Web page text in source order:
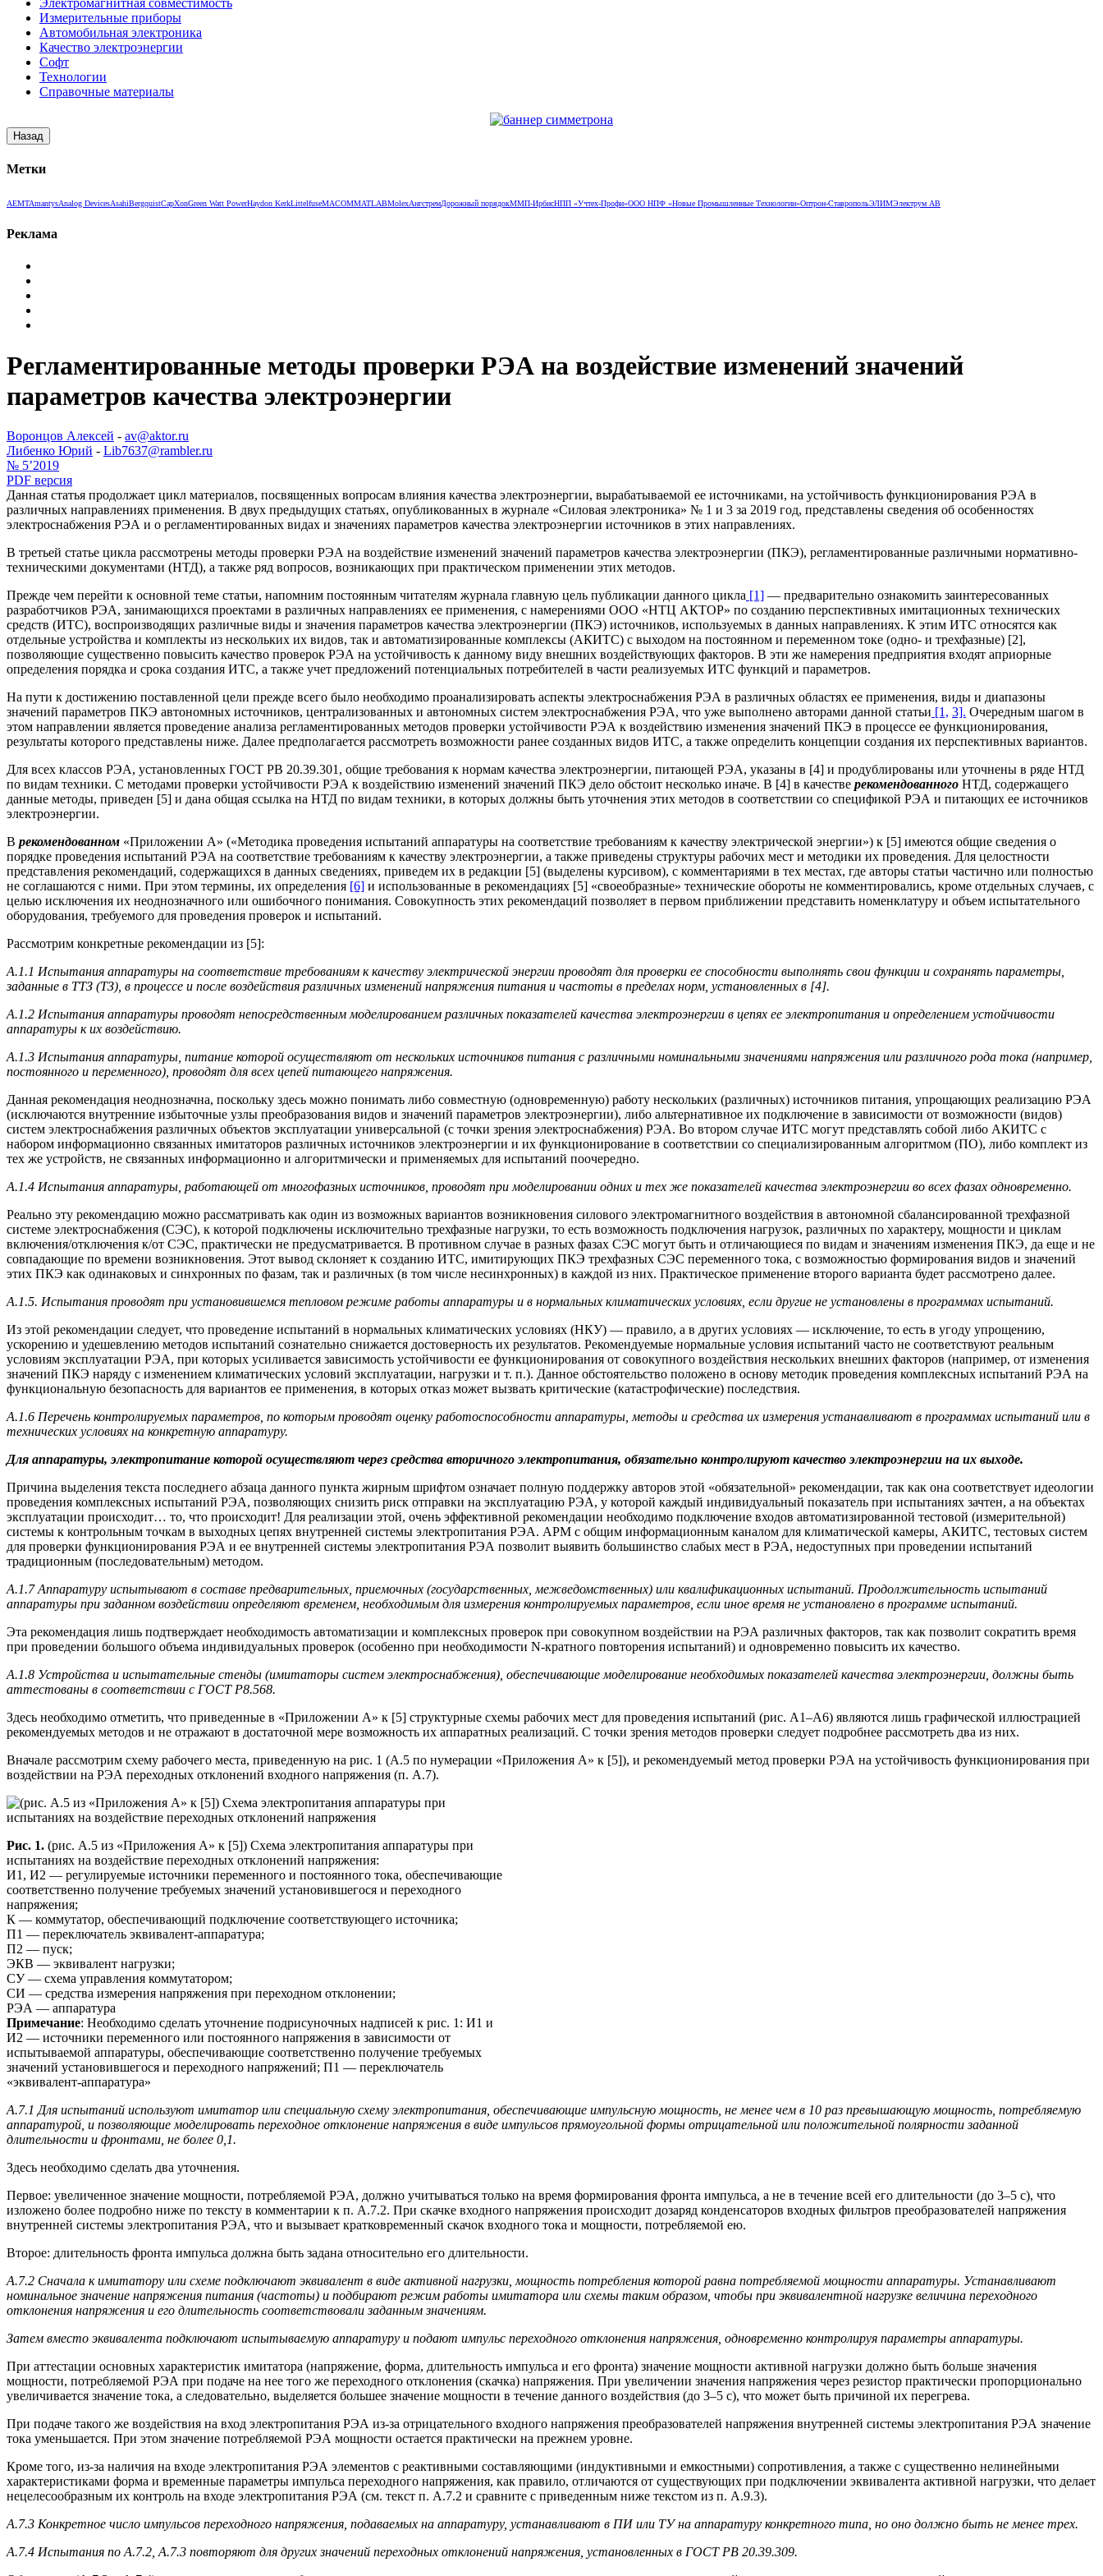
Электромагнитная совместимость
Измерительные приборы
Автомобильная электроника
Качество электроэнергии
Софт
Технологии
Справочные материалы
Метки
AEMTAmantysAnalog DevicesAsahiBergquistCapXonGreen Watt PowerHaydon KerkLittelfuseMACOMMATLABMolexАнгстремДорожный порядокММП-ИрбисНПП «Учтех-Профи»ООО НПФ «Новые Промышленные Технологии»Оптрон-СтавропольЭЛИМЭлектрум АВ
Реклама
Регламентированные методы проверки РЭА на воздействие изменений значений
параметров качества электроэнергии
Воронцов Алексей - av@aktor.ru
Либенко Юрий - Lib7637@rambler.ru
№ 5’2019
PDF версия
Данная статья продолжает цикл материалов, посвященных вопросам влияния качества электроэнергии, вырабатываемой ее источниками, на устойчивость функционирования РЭА в
различных направлениях применения. В двух предыдущих статьях, опубликованных в журнале «Силовая электроника» № 1 и 3 за 2019 год, представлены сведения об особенностях
электроснабжения РЭА и о регламентированных видах и значениях параметров качества электроэнергии источников в этих направлениях.
В третьей статье цикла рассмотрены методы проверки РЭА на воздействие изменений значений параметров качества электроэнергии (ПКЭ), регламентированные различными нормативно-
техническими документами (НТД), а также ряд вопросов, возникающих при практическом применении этих методов.
Прежде чем перейти к основной теме статьи, напомним постоянным читателям журнала главную цель публикации данного цикла [1] — предварительно ознакомить заинтересованных
разработчиков РЭА, занимающихся проектами в различных направлениях ее применения, с намерениями ООО «НТЦ АКТОР» по созданию перспективных имитационных технических
средств (ИТС), воспроизводящих различные виды и значения параметров качества электроэнергии (ПКЭ) источников, используемых в данных направлениях. К этим ИТС относятся как
отдельные устройства и комплекты из нескольких их видов, так и автоматизированные комплексы (АКИТС) с выходом на постоянном и переменном токе (одно- и трехфазные) [2],
позволяющие существенно повысить качество проверок РЭА на устойчивость к данному виду внешних воздействующих факторов. В эти же намерения предприятия входят априорные
определения порядка и срока создания ИТС, а также учет предложений потенциальных потребителей в части реализуемых ИТС функций и параметров.
На пути к достижению поставленной цели прежде всего было необходимо проанализировать аспекты электроснабжения РЭА в различных областях ее применения, виды и диапазоны
значений параметров ПКЭ автономных источников, централизованных и автономных систем электроснабжения РЭА, что уже выполнено авторами данной статьи [1, 3]. Очередным шагом в
этом направлении является проведение анализа регламентированных методов проверки устойчивости РЭА к воздействию изменения значений ПКЭ в процессе ее функционирования,
результаты которого представлены ниже. Далее предполагается рассмотреть возможности ранее созданных видов ИТС, а также определить концепции создания их перспективных вариантов.
Для всех классов РЭА, установленных ГОСТ РВ 20.39.301, общие требования к нормам качества электроэнергии, питающей РЭА, указаны в [4] и продублированы или уточнены в ряде НТД
по видам техники. С методами проверки устойчивости РЭА к воздействию изменений значений ПКЭ дело обстоит несколько иначе. В [4] в качестве рекомендованного НТД, содержащего
данные методы, приведен [5] и дана общая ссылка на НТД по видам техники, в которых должны быть уточнения этих методов в соответствии со спецификой РЭА и питающих ее источников
электроэнергии.
В рекомендованном «Приложении А» («Методика проведения испытаний аппаратуры на соответствие требованиям к качеству электрической энергии») к [5] имеются общие сведения о
порядке проведения испытаний РЭА на соответствие требованиям к качеству электроэнергии, а также приведены структуры рабочих мест и методики их проведения. Для целостности
представления рекомендаций, содержащихся в данных сведениях, приведем их в редакции [5] (выделены курсивом), с комментариями в тех местах, где авторы статьи частично или полностью
не соглашаются с ними. При этом термины, их определения [6] и использованные в рекомендациях [5] «своеобразные» технические обороты не комментировались, кроме отдельных случаев, с
целью исключения их неоднозначного или ошибочного понимания. Совокупность этих рекомендаций позволяет в первом приближении представить номенклатуру и объем испытательного
оборудования, требуемого для проведения проверок и испытаний.
Рассмотрим конкретные рекомендации из [5]:
А.1.1 Испытания аппаратуры на соответствие требованиям к качеству электрической энергии проводят для проверки ее способности выполнять свои функции и сохранять параметры,
заданные в ТТЗ (ТЗ), в процессе и после воздействия различных изменений напряжения питания и частоты в пределах норм, установленных в [4].
А.1.2 Испытания аппаратуры проводят непосредственным моделированием различных показателей качества электроэнергии в цепях ее электропитания и определением устойчивости
аппаратуры к их воздействию.
А.1.3 Испытания аппаратуры, питание которой осуществляют от нескольких источников питания с различными номинальными значениями напряжения или различного рода тока (например,
постоянного и переменного), проводят для всех цепей питающего напряжения.
Данная рекомендация неоднозначна, поскольку здесь можно понимать либо совместную (одновременную) работу нескольких (различных) источников питания, упрощающих реализацию РЭА
(исключаются внутренние избыточные узлы преобразования видов и значений параметров электроэнергии), либо альтернативное их подключение в зависимости от возможности (видов)
систем электроснабжения различных объектов эксплуатации универсальной (с точки зрения электроснабжения) РЭА. Во втором случае ИТС могут представлять собой либо АКИТС с
набором информационно связанных имитаторов различных источников электроэнергии и их функционирование в соответствии со специализированным алгоритмом (ПО), либо комплект из
тех же устройств, не связанных информационно и алгоритмически и применяемых для испытаний поочередно.
А.1.4 Испытания аппаратуры, работающей от многофазных источников, проводят при моделировании одних и тех же показателей качества электроэнергии во всех фазах одновременно.
Реально эту рекомендацию можно рассматривать как один из возможных вариантов возникновения силового электромагнитного воздействия в автономной сбалансированной трехфазной
системе электроснабжения (СЭС), к которой подключены исключительно трехфазные нагрузки, то есть возможность подключения нагрузок, различных по характеру, мощности и циклам
включения/отключения к/от СЭС, практически не предусматривается. В противном случае в разных фазах СЭС могут быть и отличающиеся по видам и значениям изменения ПКЭ, да еще и не
совпадающие по времени возникновения. Этот вывод склоняет к созданию ИТС, имитирующих ПКЭ трехфазных СЭС переменного тока, с возможностью формирования видов и значений
этих ПКЭ как одинаковых и синхронных по фазам, так и различных (в том числе несинхронных) в каждой из них. Практическое применение второго варианта будет рассмотрено далее.
А.1.5. Испытания проводят при установившемся тепловом режиме работы аппаратуры и в нормальных климатических условиях, если другие не установлены в программах испытаний.
Из этой рекомендации следует, что проведение испытаний в нормальных климатических условиях (НКУ) — правило, а в других условиях — исключение, то есть в угоду упрощению,
ускорению и удешевлению методов испытаний сознательно снижается достоверность их результатов. Рекомендуемые нормальные условия испытаний часто не соответствуют реальным
условиям эксплуатации РЭА, при которых усиливается зависимость устойчивости ее функционирования от совокупного воздействия нескольких внешних факторов (например, от изменения
значений ПКЭ наряду с изменением климатических условий эксплуатации, нагрузки и т. п.). Данное обстоятельство положено в основу методик проведения комплексных испытаний РЭА на
функциональную безопасность для вариантов ее применения, в которых отказ может вызвать критические (катастрофические) последствия.
А.1.6 Перечень контролируемых параметров, по которым проводят оценку работоспособности аппаратуры, методы и средства их измерения устанавливают в программах испытаний или в
технических условиях на конкретную аппаратуру.
Для аппаратуры, электропитание которой осуществляют через средства вторичного электропитания, обязательно контролируют качество электроэнергии на их выходе.
Причина выделения текста последнего абзаца данного пункта жирным шрифтом означает полную поддержку авторов этой «обязательной» рекомендации, так как она соответствует идеологии
проведения комплексных испытаний РЭА, позволяющих снизить риск отправки на эксплуатацию РЭА, у которой каждый индивидуальный показатель при испытаниях зачтен, а на объектах
эксплуатации происходит… то, что происходит! Для реализации этой, очень эффективной рекомендации необходимо подключение входов автоматизированной тестовой (измерительной)
системы к контрольным точкам в выходных цепях внутренней системы электропитания РЭА. АРМ с общим информационным каналом для климатической камеры, АКИТС, тестовых систем
для проверки функционирования РЭА и ее внутренней системы электропитания РЭА позволит выявить большинство слабых мест в РЭА, недоступных при проведении испытаний
традиционным (последовательным) методом.
А.1.7 Аппаратуру испытывают в составе предварительных, приемочных (государственных, межведомственных) или квалификационных испытаний. Продолжительность испытаний
аппаратуры при заданном воздействии определяют временем, необходимым для измерения контролируемых параметров, если иное время не установлено в программе испытаний.
Эта рекомендация лишь подтверждает необходимость автоматизации и комплексных проверок при совокупном воздействии на РЭА различных факторов, так как позволит сократить время
при проведении большого объема индивидуальных проверок (особенно при необходимости N‑кратного повторения испытаний) и одновременно повысить их качество.
А.1.8 Устройства и испытательные стенды (имитаторы систем электроснабжения), обеспечивающие моделирование необходимых показателей качества электроэнергии, должны быть
аттестованы в соответствии с ГОСТ Р8.568.
Здесь необходимо отметить, что приведенные в «Приложении А» к [5] структурные схемы рабочих мест для проведения испытаний (рис. А1–А6) являются лишь графической иллюстрацией
рекомендуемых методов и не отражают в достаточной мере возможность их аппаратных реализаций. С точки зрения методов проверки следует подробнее рассмотреть два из них.
Вначале рассмотрим схему рабочего места, приведенную на рис. 1 (А.5 по нумерации «Приложения А» к [5]), и рекомендуемый метод проверки РЭА на устойчивость функционирования при
воздействии на РЭА переходных отклонений входного напряжения (п. А.7).
Рис. 1. (рис. А.5 из «Приложения А» к [5]) Схема электропитания аппаратуры при
испытаниях на воздействие переходных отклонений напряжения:
И1, И2 — регулируемые источники переменного и постоянного тока, обеспечивающие
соответственно получение требуемых значений установившегося и переходного
напряжения;
К — коммутатор, обеспечивающий подключение соответствующего источника;
П1 — переключатель эквивалент-аппаратура;
П2 — пуск;
ЭКВ — эквивалент нагрузки;
СУ — схема управления коммутатором;
СИ — средства измерения напряжения при переходном отклонении;
РЭА — аппаратура
Примечание: Необходимо сделать уточнение подрисуночных надписей к рис. 1: И1 и
И2 — источники переменного или постоянного напряжения в зависимости от
испытываемой аппаратуры, обеспечивающие соответственно получение требуемых
значений установившегося и переходного напряжений; П1 — переключатель
«эквивалент-аппаратура»
А.7.1 Для испытаний используют имитатор или специальную схему электропитания, обеспечивающие импульсную мощность, не менее чем в 10 раз превышающую мощность, потребляемую
аппаратурой, и позволяющие моделировать переходное отклонение напряжения в виде импульсов прямоугольной формы отрицательной или положительной полярности заданной
длительности и фронтами, не более 0,1.
Здесь необходимо сделать два уточнения.
Первое: увеличенное значение мощности, потребляемой РЭА, должно учитываться только на время формирования фронта импульса, а не в течение всей его длительности (до 3–5 с), что
изложено более подробно ниже по тексту в комментарии к п. А.7.2. При скачке входного напряжения происходит дозаряд конденсаторов входных фильтров преобразователей напряжения
внутренней системы электропитания РЭА, что и вызывает кратковременный скачок входного тока и мощности, потребляемой ею.
Второе: длительность фронта импульса должна быть задана относительно его длительности.
А.7.2 Сначала к имитатору или схеме подключают эквивалент в виде активной нагрузки, мощность потребления которой равна потребляемой мощности аппаратуры. Устанавливают
номинальное значение напряжения питания (частоты) и подбирают режим работы имитатора или схемы таким образом, чтобы при эквивалентной нагрузке величина переходного
отклонения напряжения и его длительность соответствовали заданным значениям.
Затем вместо эквивалента подключают испытываемую аппаратуру и подают импульс переходного отклонения напряжения, одновременно контролируя параметры аппаратуры.
При аттестации основных характеристик имитатора (напряжение, форма, длительность импульса и его фронта) значение мощности активной нагрузки должно быть больше значения
мощности, потребляемой РЭА при подаче на нее того же переходного отклонения (скачка) напряжения. При увеличении значения напряжения через резистор практически пропорционально
увеличивается значение тока, а следовательно, выделяется большее значение мощности в течение данного воздействия (до 3–5 с), что может быть причиной их перегрева.
При подаче такого же воздействия на вход электропитания РЭА из-за отрицательного входного напряжения преобразователей напряжения внутренней системы электропитания РЭА значение
тока уменьшается. При этом значение потребляемой РЭА мощности остается практически на прежнем уровне.
Кроме того, из-за наличия на входе электропитания РЭА элементов с реактивными составляющими (индуктивными и емкостными) сопротивления, а также с существенно нелинейными
характеристиками форма и временные параметры импульса переходного напряжения, как правило, отличаются от существующих при подключении эквивалента активной нагрузки, что делает
нецелесообразным их контроль на входе электропитания РЭА (см. текст п. А.7.2 и сравните с приведенным ниже текстом из п. А.9.3).
А.7.3 Конкретное число импульсов переходного напряжения, подаваемых на аппаратуру, устанавливают в ПИ или ТУ на аппаратуру конкретного типа, но оно должно быть не менее трех.
А.7.4 Испытания по А.7.2, А.7.3 повторяют для других значений переходных отклонений напряжения, установленных в ГОСТ РВ 20.39.309.